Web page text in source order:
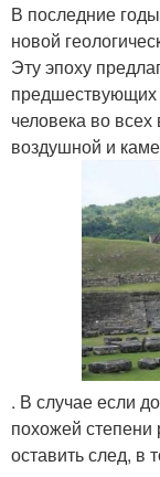
В последние
новой
Эту эпоху
предшествующих
человека во
воздушной и
. В случае если
похожей
оставить след, в